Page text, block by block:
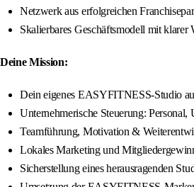
Netzwerk aus erfolgreichen
Skalierbares Geschäftsmodell mit klarer
Deine Mission:
Dein eigenes EASYFITNESS-Studio
Unternehmerische Steuerung: Personal,
Teamführung, Motivation &
Lokales Marketing und
Sicherstellung eines herausragenden